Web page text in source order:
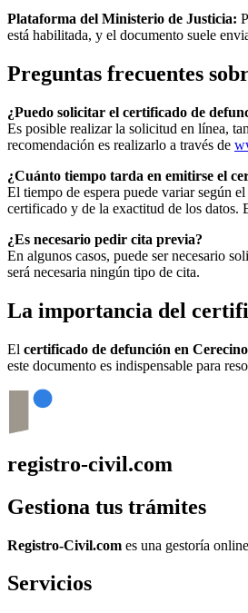
Plataforma del Ministerio de Justicia:
está habilitada, y el documento suele
Preguntas frecuentes
¿Puedo solicitar el certificado de
Es posible realizar la solicitud en línea,
recomendación es realizarlo a través de
¿Cuánto tiempo tarda en emitirse el
El tiempo de espera puede variar según
certificado y de la exactitud de los datos.
¿Es necesario pedir cita previa?
En algunos casos, puede ser necesario
será necesaria ningún tipo de cita.
La importancia del
El certificado de defunción en
este documento es indispensable para
registro-civil.com
Gestiona tus trámites
Registro-Civil.com es una gestoría
Servicios